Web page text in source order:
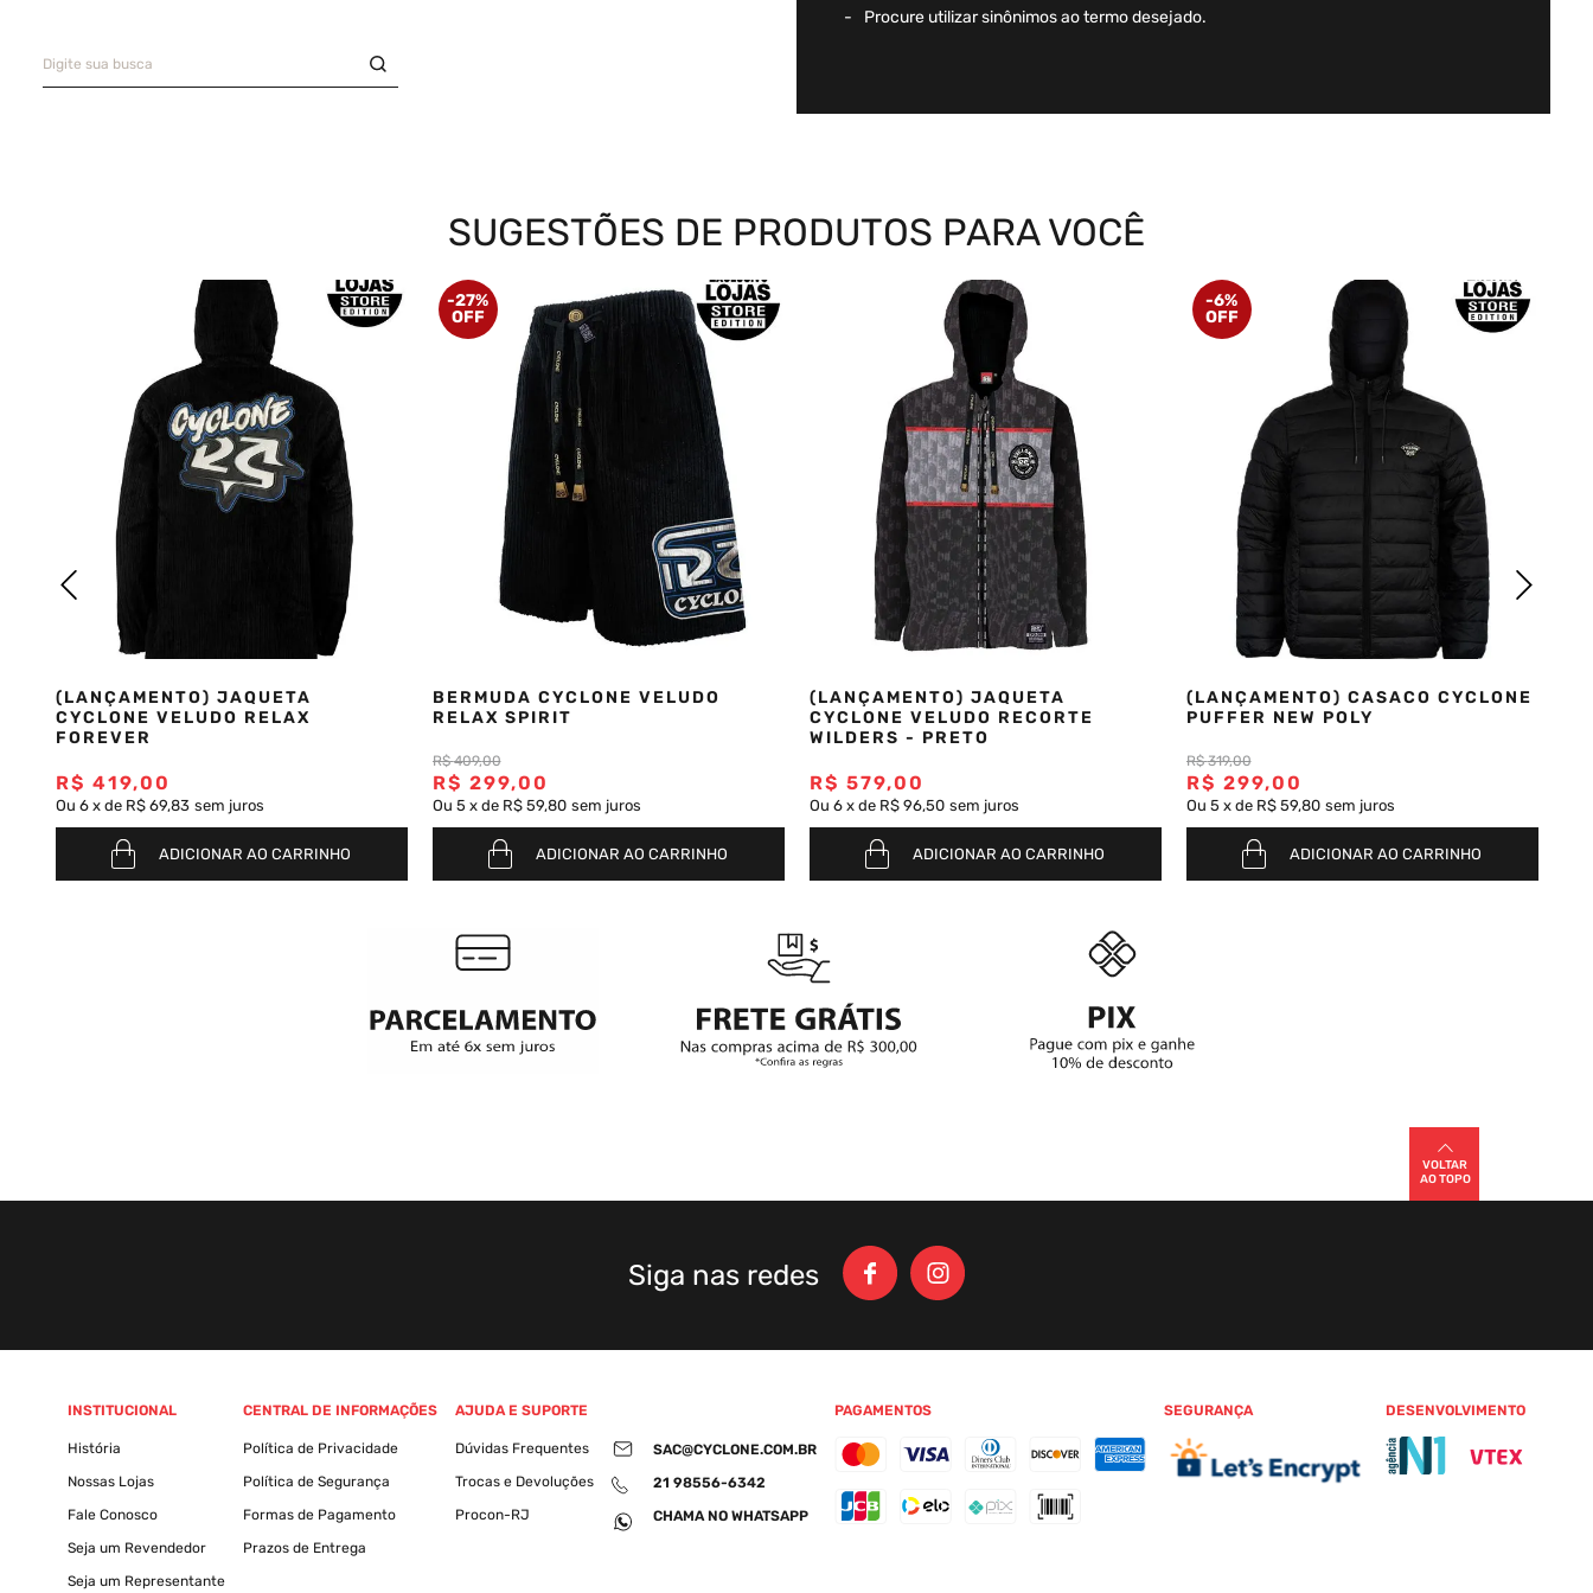
Procure utilizar sinônimos ao termo desejado.
SUGESTÕES DE PRODUTOS PARA VOCÊ
(LANÇAMENTO) JAQUETA
CYCLONE VELUDO RELAX
FOREVER
R$ 419,00
Ou 6 xde R$ 69,83 sem juros
ADICIONAR AO CARRINHO
-27%
BERMUDA CYCLONE VELUDO
RELAX SPIRIT
R$ 409,00
R$ 299,00
Ou 5 xde R$ 59,80 sem juros
ADICIONAR AO CARRINHO
(LANÇAMENTO) JAQUETA
CYCLONE VELUDO RECORTE
WILDERS - PRETO
R$ 579,00
Ou 6 xde R$ 96,50 sem juros
ADICIONAR AO CARRINHO
-6%
(LANÇAMENTO) CASACO CYCLONE
PUFFER NEW POLY
R$ 319,00
R$ 299,00
Ou 5 xde R$ 59,80 sem juros
ADICIONAR AO CARRINHO
VOLTAR
AO TOPO
Siga nas redes
INSTITUCIONAL
História
Nossas Lojas
Fale Conosco
Seja um Revendedor
Seja um Representante
CENTRAL DE INFORMAÇÕES
Política de Privacidade
Política de Segurança
Formas de Pagamento
Prazos de Entrega
AJUDA E SUPORTE
Dúvidas Frequentes
Trocas e Devoluções
Procon-RJ
SAC@CYCLONE.COM.BR
21 98556-6342
CHAMA NO WHATSAPP
PAGAMENTOS SEGURANÇA DESENVOLVIMENTO
10º
Bermuda Veludo
Jaqueta Veludo
Calça
Recorte
Casaco
Saia
10 Bermuda Veludo